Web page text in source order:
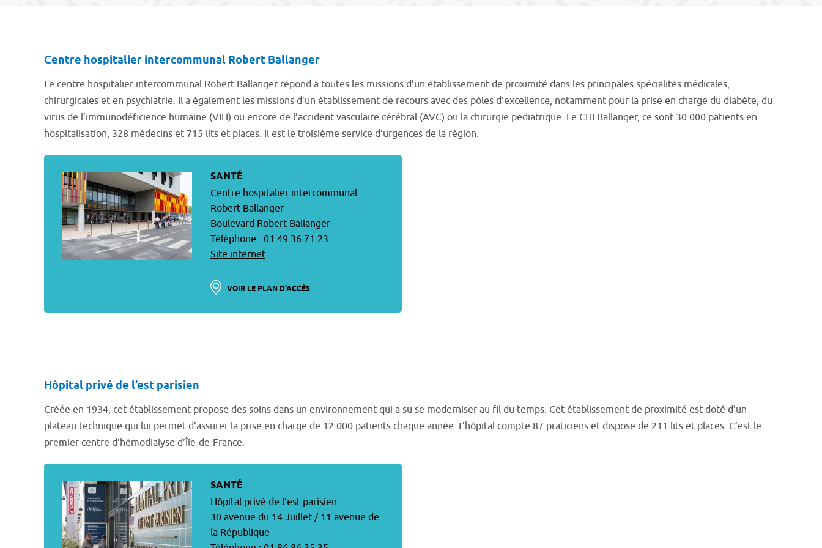
Centre hospitalier intercommunal Robert Ballanger
Le centre hospitalier intercommunal Robert Ballanger répond à toutes les missions d’un établissement de proximité dans les principales spécialités médicales,
chirurgicales et en psychiatrie. Il a également les missions d’un établissement de recours avec des pôles d’excellence, notamment pour la prise en charge du diabète, du
virus de l’immunodéficience humaine (VIH) ou encore de l’accident vasculaire cérébral (AVC) ou la chirurgie pédiatrique. Le CHI Ballanger, ce sont 30 000 patients en
hospitalisation, 328 médecins et 715 lits et places. Il est le troisième service d’urgences de la région.
SANTÉ
Centre hospitalier intercommunal
Robert Ballanger
Boulevard Robert Ballanger
Téléphone : 01 49 36 71 23
Site internet
VOIR LE PLAN D'ACCÈS
Hôpital privé de l’est parisien
Créée en 1934, cet établissement propose des soins dans un environnement qui a su se moderniser au fil du temps. Cet établissement de proximité est doté d’un
plateau technique qui lui permet d’assurer la prise en charge de 12 000 patients chaque année. L’hôpital compte 87 praticiens et dispose de 211 lits et places. C’est le
premier centre d’hémodialyse d’Île-de-France.
SANTÉ
Hôpital privé de l’est parisien
30 avenue du 14 Juillet / 11 avenue de
la République